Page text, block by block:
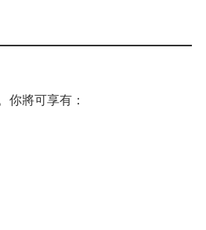
你將可享有：